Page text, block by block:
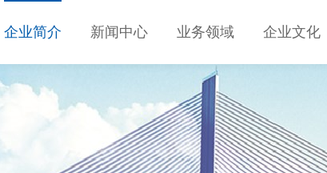
企业简介 新闻中心 业务领域 企业文化